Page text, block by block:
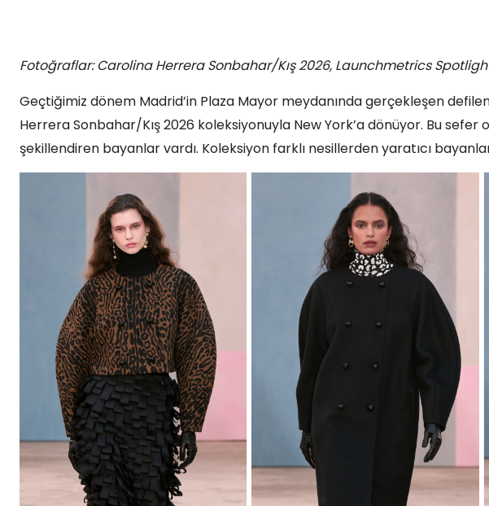
Fotoğraflar: Carolina Herrera Sonbahar/Kış 2026, Launchmetrics
Geçtiğimiz dönem Madrid’in Plaza Mayor meydanında gerçekleşen
Herrera Sonbahar/Kış 2026 koleksiyonuyla New York’a dönüyor. Bu
şekillendiren bayanlar vardı. Koleksiyon farklı nesillerden yaratıcı